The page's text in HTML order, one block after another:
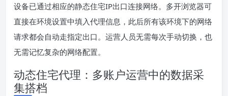
设备已通过相应的静态住宅IP出口连接网络。多开浏览器可
直接在环境设置中填入代理信息，此后所有该环境下的网络
请求都会自动走指定出口。运营人员无需每次手动切换，也
无需记忆复杂的网络配置。
动态住宅代理：多账户运营中的数据采
集搭档